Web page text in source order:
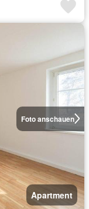
Foto anschauen
Apartment